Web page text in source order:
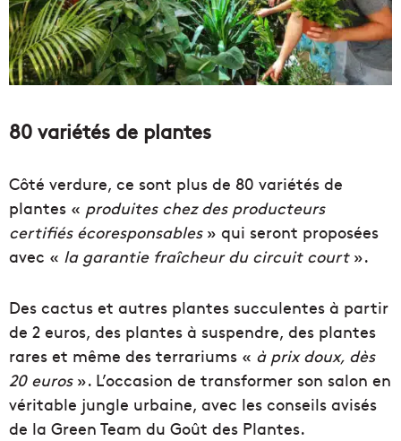
80 variétés de plantes
Côté verdure, ce sont plus de 80 variétés de
plantes « produites chez des producteurs
certifiés écoresponsables » qui seront proposées
avec « la garantie fraîcheur du circuit court ».
Des cactus et autres plantes succulentes à partir
de 2 euros, des plantes à suspendre, des plantes
rares et même des terrariums « à prix doux, dès
20 euros». L’occasion de transformer son salon en
véritable jungle urbaine, avec les conseils avisés
de la Green Team du Goût des Plantes.